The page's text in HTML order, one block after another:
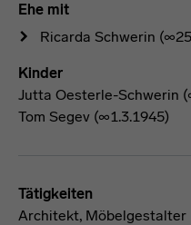
Ehe mit
Ricarda Schwerin
Kinder
Jutta Oesterle-Schwerin
Tom Segev (∞1.3.1945)
Tätigkeiten
Architekt, Möbelgestalter